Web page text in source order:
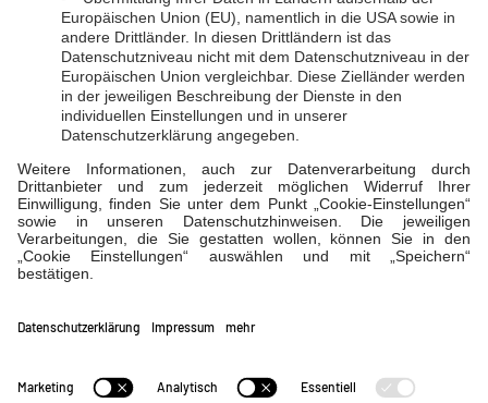
Suche
Projekte
EVL-Direkt Blog
FAQs
Störungen
Stadtwerke Diez
EVL-Direkt
LahnEnergie
Impressum|Datenschutz| Schlichtungsstelle
|Barrierefreiheitserklärung|Cookie-Einstellungen